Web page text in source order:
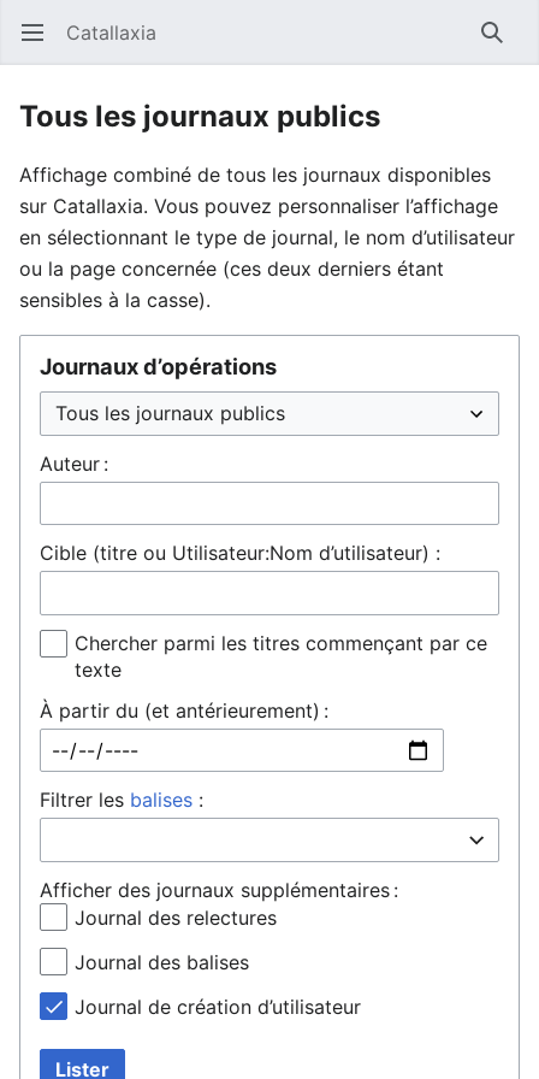
Ouvrir le menu principal Catallaxia
Tous les journaux publics
Affichage combiné de tous les journaux disponibles
sur Catallaxia. Vous pouvez personnaliser l’affichage
en sélectionnant le type de journal, le nom d’utilisateur
ou la page concernée (ces deux derniers étant
sensibles à la casse).
Journaux d’opérations
Auteur :
Cible (titre ou Utilisateur:Nom d’utilisateur) :
Chercher parmi les titres commençant par ce
texte
À partir du (et antérieurement) :
Filtrer les balises :
Afficher des journaux supplémentaires :
Journal des relectures
Journal des balises
Journal de création d’utilisateur
Lister